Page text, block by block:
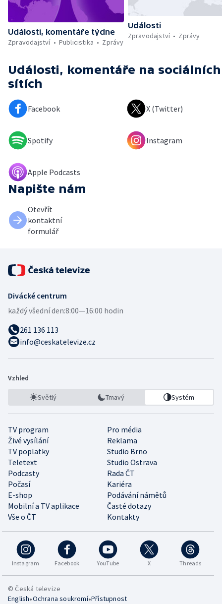
Události, komentáře týdne
Zpravodajství
Publicistika Zprávy
Události
Zpravodajství
Zprávy
Události, komentáře na sociálních
sítích
Facebook X (Twitter)
Spotify Instagram
Apple Podcasts
Napište nám
Otevřít
kontaktní
formulář
Divácké centrum
každý všední den:8:00—16:00 hodin
261 136 113
info@ceskatelevize.cz
Vzhled
Světlý Tmavý Systém
TV program
Pro média
Živé vysílání
Reklama
TV poplatky
Studio Brno
Teletext
Studio Ostrava
Podcasty
Rada ČT
Počasí
Kariéra
E-shop
Podávání námětů
Mobilní a TV aplikace
Časté dotazy
Vše o ČT
Kontakty
Instagram Facebook YouTube X Threads
© Česká televize
English•Ochrana soukromí•Přístupnost